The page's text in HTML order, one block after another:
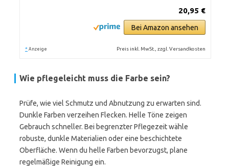
20,95 €
Bei Amazon ansehen
* Anzeige Preis inkl. MwSt., zzgl. Versandkosten
Wie pflegeleicht muss die Farbe sein?
Prüfe, wie viel Schmutz und Abnutzung zu erwarten sind.
Dunkle Farben verzeihen Flecken. Helle Töne zeigen
Gebrauch schneller. Bei begrenzter Pflegezeit wähle
robuste, dunkle Materialien oder eine beschichtete
Oberfläche. Wenn du helle Farben bevorzugst, plane
regelmäßige Reinigung ein.